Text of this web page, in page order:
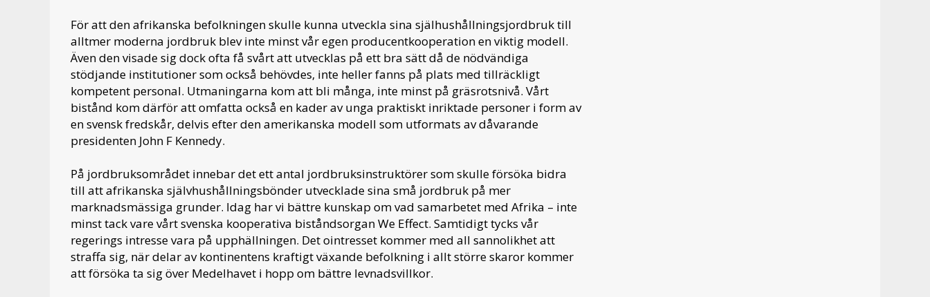
För att den afrikanska befolkningen skulle kunna utveckla sina själhushållningsjordbruk till
alltmer moderna jordbruk blev inte minst vår egen producentkooperation en viktig modell.
Även den visade sig dock ofta få svårt att utvecklas på ett bra sätt då de nödvändiga
stödjande institutioner som också behövdes, inte heller fanns på plats med tillräckligt
kompetent personal. Utmaningarna kom att bli många, inte minst på gräsrotsnivå. Vårt
bistånd kom därför att omfatta också en kader av unga praktiskt inriktade personer i form av
en svensk fredskår, delvis efter den amerikanska modell som utformats av dåvarande
presidenten John F Kennedy.
På jordbruksområdet innebar det ett antal jordbruksinstruktörer som skulle försöka bidra
till att afrikanska självhushållningsbönder utvecklade sina små jordbruk på mer
marknadsmässiga grunder. Idag har vi bättre kunskap om vad samarbetet med Afrika – inte
minst tack vare vårt svenska kooperativa biståndsorgan We Effect. Samtidigt tycks vår
regerings intresse vara på upphällningen. Det ointresset kommer med all sannolikhet att
straffa sig, när delar av kontinentens kraftigt växande befolkning i allt större skaror kommer
att försöka ta sig över Medelhavet i hopp om bättre levnadsvillkor.